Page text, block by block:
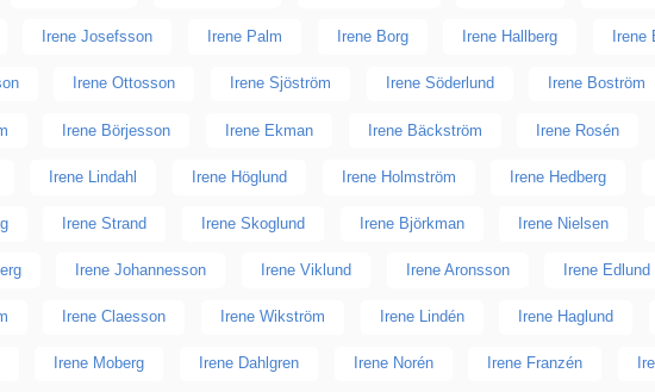
Irene Josefsson Irene Palm Irene Borg Irene Hallberg Irene
Irene Ottosson Irene Sjöström Irene Söderlund Irene Boström
Irene Börjesson Irene Ekman Irene Bäckström Irene Rosén
Irene Lindahl Irene Höglund Irene Holmström Irene Hedberg
Irene Strand Irene Skoglund Irene Björkman Irene Nielsen
Irene Johannesson Irene Viklund Irene Aronsson Irene Edlund
Irene Claesson Irene Wikström Irene Lindén Irene Haglund
Irene Moberg Irene Dahlgren Irene Norén Irene Franzén